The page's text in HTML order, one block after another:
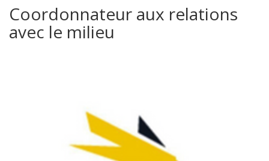
Coordonnateur aux relations
avec le milieu